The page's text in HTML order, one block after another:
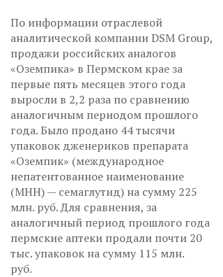
По информации отраслевой
аналитической компании DSM Group,
продажи российских аналогов
«Оземпика» в Пермском крае за
первые пять месяцев этого года
выросли в 2,2 раза по сравнению
аналогичным периодом прошлого
года. Было продано 44 тысячи
упаковок дженериков препарата
«Оземпик» (международное
непатентованное наименование
(МНН) — семаглутид) на сумму 225
млн. руб. Для сравнения, за
аналогичный период прошлого года
пермские аптеки продали почти 20
тыс. упаковок на сумму 115 млн.
руб.